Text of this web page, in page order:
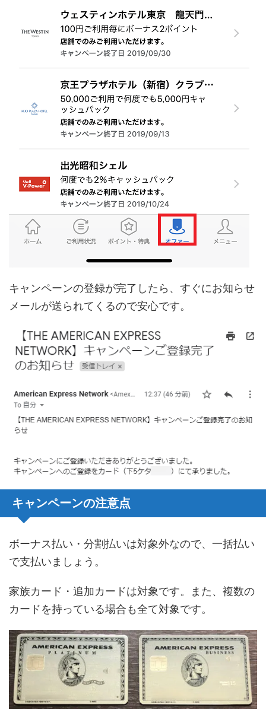
キャンペーンの登録が完了したら、すぐにお知らせ
メールが送られてくるので安心です。
キャンペーンの注意点
ボーナス払い・分割払いは対象外なので、一括払い
で支払いましょう。
家族カード・追加カードは対象です。また、複数の
カードを持っている場合も全て対象です。